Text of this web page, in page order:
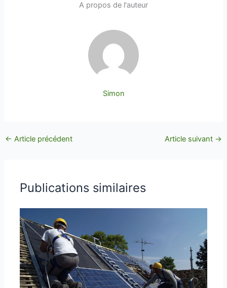
A propos de l'auteur
Simon
← Article précédent Article suivant →
Publications similaires